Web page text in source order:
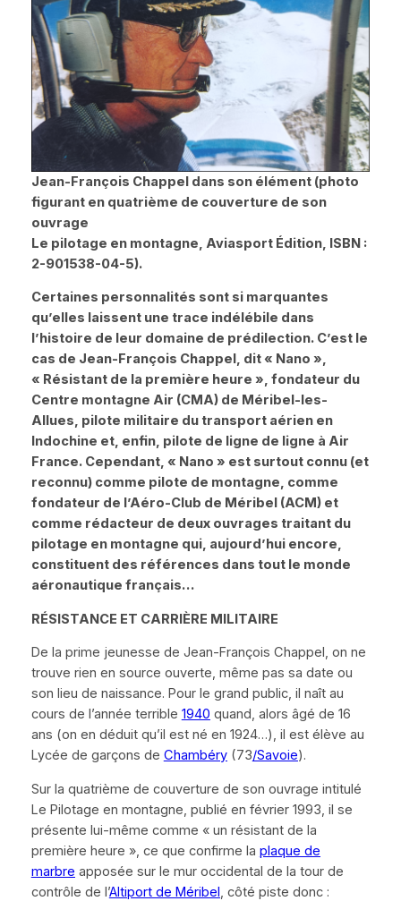
Jean-François Chappel dans son élément (photo
figurant en quatrième de couverture de son
ouvrage
Le pilotage en montagne, Aviasport Édition, ISBN :
2-901538-04-5).
Certaines personnalités sont si marquantes
qu’elles laissent une trace indélébile dans
l’histoire de leur domaine de prédilection. C’est le
cas de Jean-François Chappel, dit« Nano »,
« Résistant de la première heure », fondateur du
Centre montagne Air (CMA) de Méribel-les-
Allues, pilote militaire du transport aérien en
Indochine et, enfin, pilote de ligne de ligne à Air
France. Cependant, « Nano » est surtout connu (et
reconnu) comme pilote de montagne, comme
fondateur de l’Aéro-Club de Méribel (ACM) et
comme rédacteur de deux ouvrages traitant du
pilotage en montagne qui, aujourd’hui encore,
constituent des références dans tout le monde
aéronautique français…
RÉSISTANCE ET CARRIÈRE MILITAIRE
De la prime jeunesse de Jean-François Chappel, on ne
trouve rien en source ouverte, même pas sa date ou
son lieu de naissance. Pour le grand public, il naît au
cours de l’année terrible 1940 quand, alors âgé de 16
ans (on en déduit qu’il est né en 1924…), il est élève au
Lycée de garçons de Chambéry(73/Savoie).
Sur la quatrième de couverture de son ouvrage intitulé
Le Pilotage en montagne, publié en février 1993, il se
présente lui-même comme « un résistant de la
première heure », ce que confirme la plaque de
marbre apposée sur le mur occidental de la tour de
contrôle de l’Altiport de Méribel, côté piste donc :